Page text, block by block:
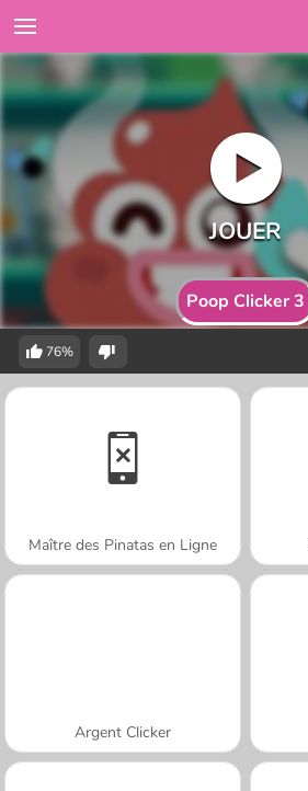
Poop Clicker 3
76%
Maître des Pinatas en Ligne
Argent Clicker